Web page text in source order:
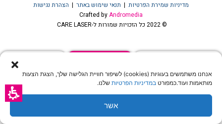
אנחנו משתמשים בעוגיות (cookies) לשיפור חוויית הגלישה שלך, הצגת הצעות
מותאמות ועוד.כמפורט במדיניות הפרטיות שלנו.
אשר
© 2022 כל הזכויות שמורות ל-CARE LASER
Crafted byAndromedia
מדיניות שמירת הפרטיות | תנאי שימוש באתר | הצהרת נגישות
לקביעת טיפול שיער